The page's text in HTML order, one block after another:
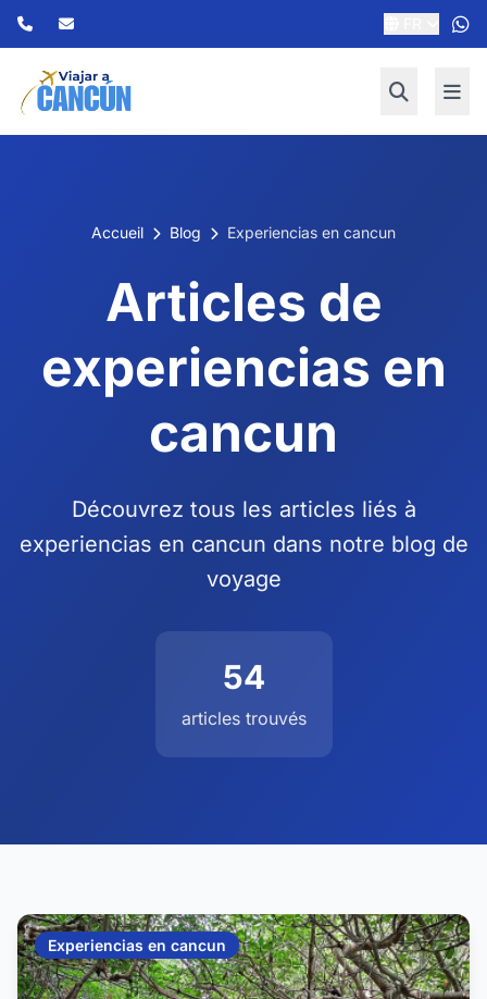
Accueil Blog Experiencias en cancun
Articles de
experiencias en
cancun
Découvrez tous les articles liés à
experiencias en cancun dans notre blog de
voyage
54
articles trouvés
Experiencias en cancun